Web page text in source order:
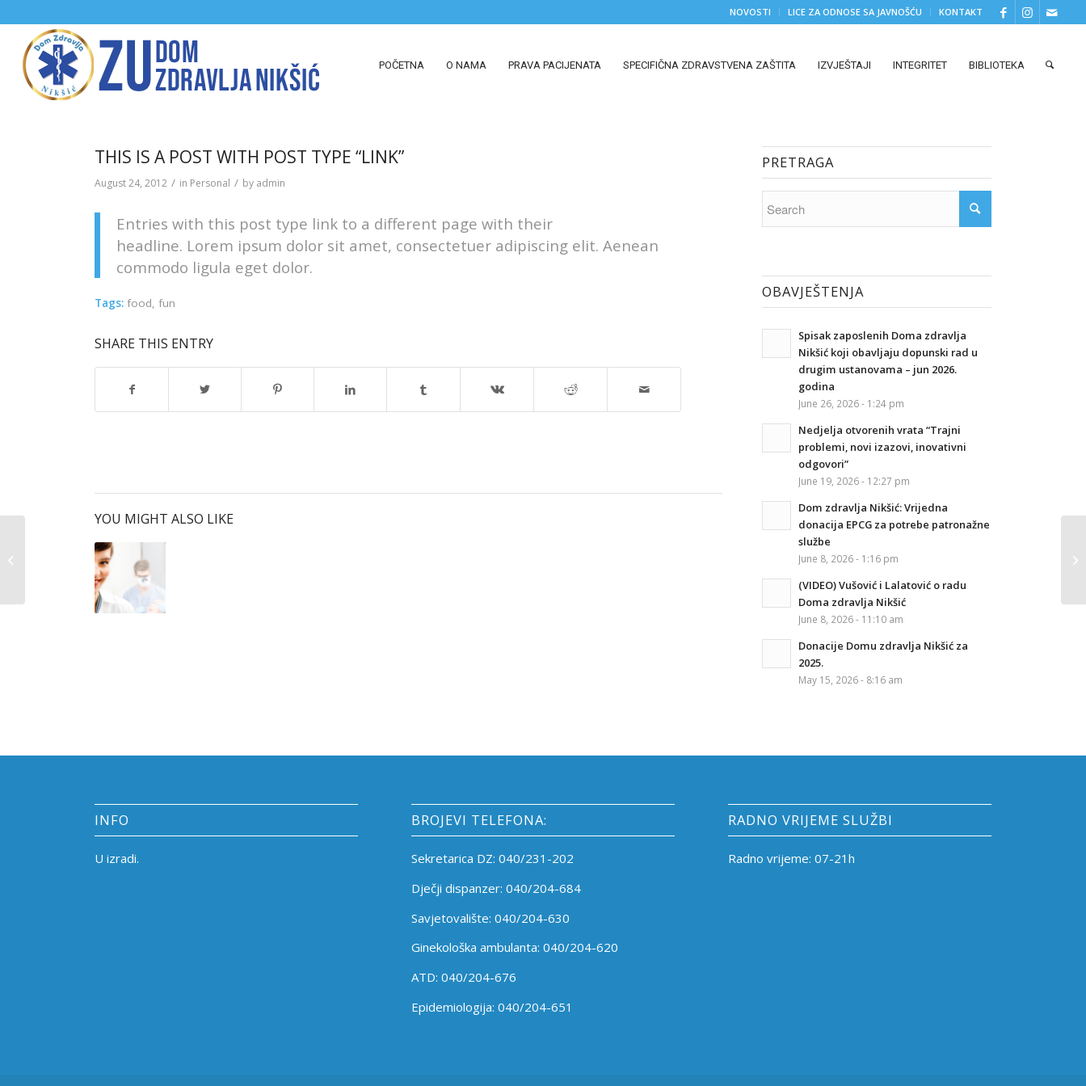
NOVOSTI LICE ZA ODNOSE SA JAVNOŠĆU KONTAKT
POČETNA O NAMA PRAVA PACIJENATA SPECIFIČNA ZDRAVSTVENA ZAŠTITA IZVJEŠTAJI INTEGRITET BIBLIOTEKA
THIS IS A POST WITH POST TYPE “LINK”
August 24, 2012 / in Personal / by admin
Entries with this post type link to a different page with their
headline. Lorem ipsum dolor sit amet, consectetuer adipiscing elit. Aenean
commodo ligula eget dolor.
Tags: food,fun
SHARE THIS ENTRY
YOU MIGHT ALSO LIKE
PRETRAGA
OBAVJEŠTENJA
Spisak zaposlenih Doma zdravlja
Nikšić koji obavljaju dopunski rad u
drugim ustanovama – jun 2026.
godina
June 26, 2026 - 1:24 pm
Nedjelja otvorenih vrata “Trajni
problemi, novi izazovi, inovativni
odgovori”
June 19, 2026 - 12:27 pm
Dom zdravlja Nikšić: Vrijedna
donacija EPCG za potrebe patronažne
službe
June 8, 2026 - 1:16 pm
(VIDEO) Vušović i Lalatović o radu
Doma zdravlja Nikšić
June 8, 2026 - 11:10 am
Donacije Domu zdravlja Nikšić za
2025.
May 15, 2026 - 8:16 am
INFO
U izradi.
BROJEVI TELEFONA:
Sekretarica DZ: 040/231-202
Dječji dispanzer: 040/204-684
Savjetovalište: 040/204-630
Ginekološka ambulanta: 040/204-620
ATD: 040/204-676
Epidemiologija: 040/204-651
RADNO VRIJEME SLUŽBI
Radno vrijeme: 07-21h